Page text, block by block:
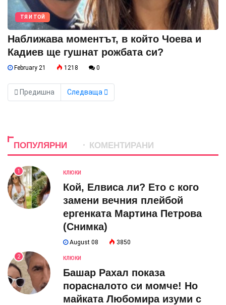
ТЯ И ТОЙ
Наближава моментът, в който Чоева и
Кадиев ще гушнат рожбата си?
February 21 1218 0
Предишна Следваща
ПОПУЛЯРНИ КОМЕНТИРАНИ
1 КЛЮКИ
Кой, Елвиса ли? Ето с кого
замени вечния плейбой
ергенката Мартина Петрова
(Снимка)
August 08 3850
2 КЛЮКИ
Башар Рахал показа
порасналото си момче! Но
майката Любомира изуми с